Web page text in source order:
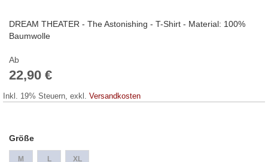
DREAM THEATER - The Astonishing - T-Shirt - Material: 100%
Baumwolle
Ab
22,90 €
Inkl. 19% Steuern, exkl. Versandkosten
Größe
M L XL